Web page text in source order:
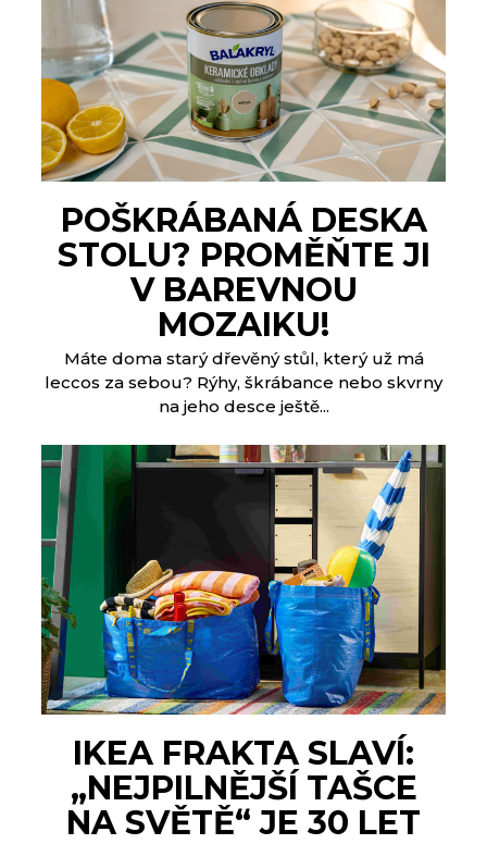
POŠKRÁBANÁ DESKA
STOLU? PROMĚŇTE JI
V BAREVNOU
MOZAIKU!
Máte doma starý dřevěný stůl, který už má
leccos za sebou? Rýhy, škrábance nebo skvrny
na jeho desce ještě...
IKEA FRAKTA SLAVÍ:
„NEJPILNĚJŠÍ TAŠCE
NA SVĚTĚ“ JE 30 LET